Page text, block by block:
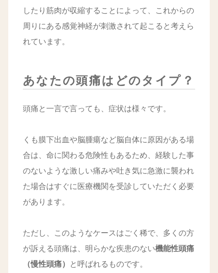
したり筋肉が収縮することによって、これからの
周りにある感覚神経が刺激されて起こると考えら
れています。
あなたの頭痛はどのタイプ？
頭痛と一言で言っても、症状は様々です。
くも膜下出血や脳腫瘍など脳自体に原因がある場
合は、命に関わる危険性もあるため、経験した事
のないような激しい痛みや吐き気に急激に襲われ
た場合はすぐに医療機関を受診していただく必要
があります。
ただし、このようなケースはごく稀で、多くの方
が訴える頭痛は、明らかな疾患のない機能性頭痛
（慢性頭痛）
と呼ばれるものです。